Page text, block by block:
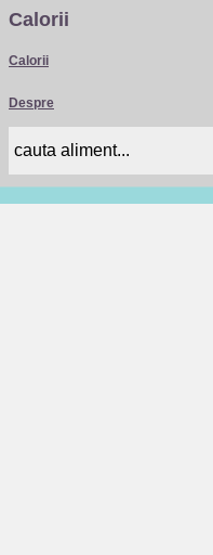
Calorii
Calorii
Despre